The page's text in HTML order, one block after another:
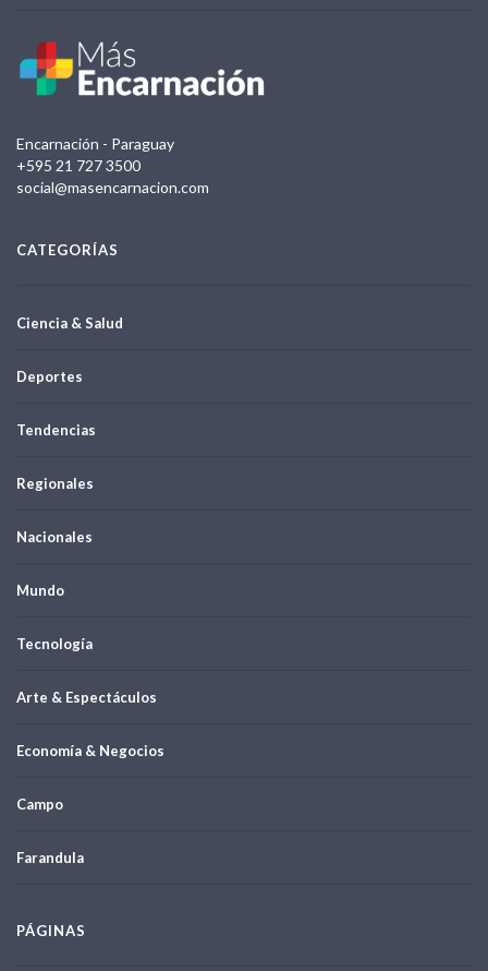
Encarnación - Paraguay
+595 21 727 3500
social@masencarnacion.com
CATEGORÍAS
Ciencia & Salud
Deportes
Tendencias
Regionales
Nacionales
Mundo
Tecnología
Arte & Espectáculos
Economía & Negocios
Campo
Farandula
PÁGINAS